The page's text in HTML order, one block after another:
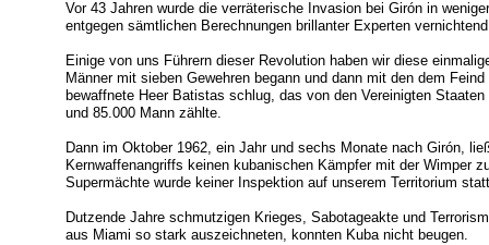
Vor 43 Jahren wurde die verräterische Invasion bei Girón in
entgegen sämtlichen Berechnungen brillanter Experten
Einige von uns Führern dieser Revolution haben wir diese
Männer mit sieben Gewehren begann und dann mit den dem
bewaffnete Heer Batistas schlug, das von den Vereinigten
und 85.000 Mann zählte.
Dann im Oktober 1962, ein Jahr und sechs Monate nach Girón,
Kernwaffenangriffs keinen kubanischen Kämpfer mit der Wimper
Supermächte wurde keiner Inspektion auf unserem Territorium
Dutzende Jahre schmutzigen Krieges, Sabotageakte und
aus Miami so stark auszeichneten, konnten Kuba nicht beugen.